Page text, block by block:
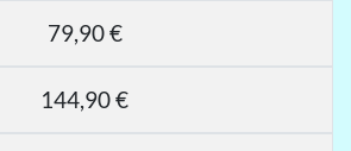
79,90 €
144,90 €